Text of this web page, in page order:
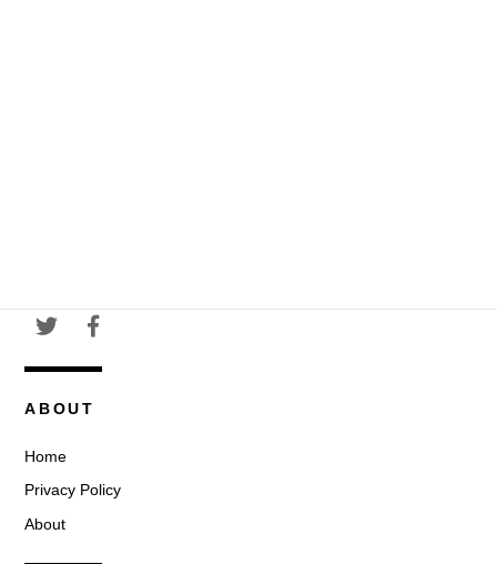
ABOUT
Home
Privacy Policy
About